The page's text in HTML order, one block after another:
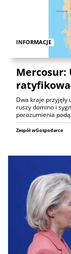
INFORMACJE
Mercosur:
Dwa kraje
ruszy domino i
porozumienia
Zespół wGospodarce